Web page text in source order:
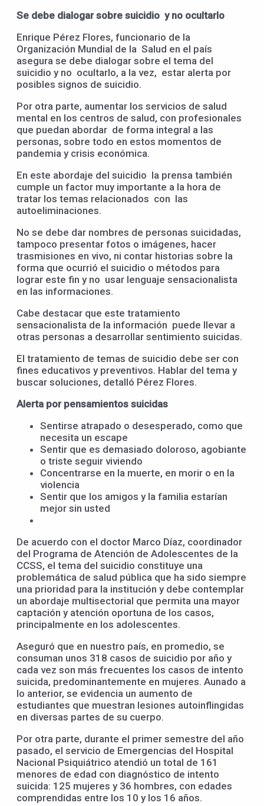
Se debe dialogar sobre suicidio y no ocultarlo
Enrique Pérez Flores, funcionario de la
Organización Mundial de la Salud en el país
asegura se debe dialogar sobre el tema del
suicidio y no ocultarlo, a la vez, estar alerta por
posibles signos de suicidio.
Por otra parte, aumentar los servicios de salud
mental en los centros de salud, con profesionales
que puedan abordar de forma integral a las
personas, sobre todo en estos momentos de
pandemia y crisis económica.
En este abordaje del suicidio la prensa también
cumple un factor muy importante a la hora de
tratar los temas relacionados con las
autoeliminaciones.
No se debe dar nombres de personas suicidadas,
tampoco presentar fotos o imágenes, hacer
trasmisiones en vivo, ni contar historias sobre la
forma que ocurrió el suicidio o métodos para
lograr este fin y no usar lenguaje sensacionalista
en las informaciones.
Cabe destacar que este tratamiento
sensacionalista de la información puede llevar a
otras personas a desarrollar sentimiento suicidas.
El tratamiento de temas de suicidio debe ser con
fines educativos y preventivos. Hablar del tema y
buscar soluciones, detalló Pérez Flores.
Alerta por pensamientos suicidas
Sentirse atrapado o desesperado, como que
necesita un escape
Sentir que es demasiado doloroso, agobiante
o triste seguir viviendo
Concentrarse en la muerte, en morir o en la
violencia
Sentir que los amigos y la familia estarían
mejor sin usted
De acuerdo con el doctor Marco Díaz, coordinador
del Programa de Atención de Adolescentes de la
CCSS, el tema del suicidio constituye una
problemática de salud pública que ha sido siempre
una prioridad para la institución y debe contemplar
un abordaje multisectorial que permita una mayor
captación y atención oportuna de los casos,
principalmente en los adolescentes.
Aseguró que en nuestro país, en promedio, se
consuman unos 318 casos de suicidio por año y
cada vez son más frecuentes los casos de intento
suicida, predominantemente en mujeres. Aunado a
lo anterior, se evidencia un aumento de
estudiantes que muestran lesiones autoinflingidas
en diversas partes de su cuerpo.
Por otra parte, durante el primer semestre del año
pasado, el servicio de Emergencias del Hospital
Nacional Psiquiátrico atendió un total de 161
menores de edad con diagnóstico de intento
suicida: 125 mujeres y 36 hombres, con edades
comprendidas entre los 10 y los 16 años.